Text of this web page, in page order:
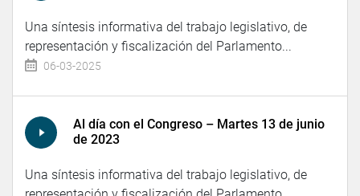
Una síntesis informativa del trabajo legislativo, de
representación y fiscalización del Parlamento...
06-03-2025
Al día con el Congreso – Martes 13 de junio
de 2023
Una síntesis informativa del trabajo legislativo, de